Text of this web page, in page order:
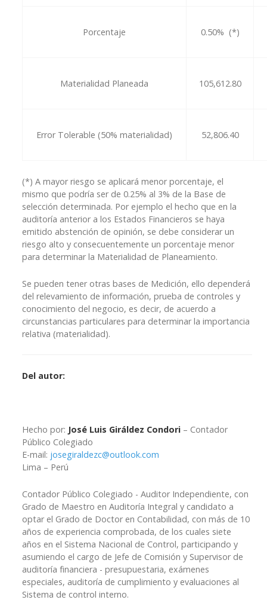
Porcentaje 0.50% (*)
Materialidad Planeada 105,612.80
Error Tolerable (50% materialidad) 52,806.40
(*) A mayor riesgo se aplicará menor porcentaje, el
mismo que podría ser de 0.25% al 3% de la Base de
selección determinada. Por ejemplo el hecho que en la
auditoría anterior a los Estados Financieros se haya
emitido abstención de opinión, se debe considerar un
riesgo alto y consecuentemente un porcentaje menor
para determinar la Materialidad de Planeamiento.
Se pueden tener otras bases de Medición, ello dependerá
del relevamiento de información, prueba de controles y
conocimiento del negocio, es decir, de acuerdo a
circunstancias particulares para determinar la importancia
relativa (materialidad).
Del autor:
Hecho por: José Luis Giráldez Condori – Contador
Público Colegiado
E-mail: josegiraldezc@outlook.com
Lima – Perú
Contador Público Colegiado - Auditor Independiente, con
Grado de Maestro en Auditoría Integral y candidato a
optar el Grado de Doctor en Contabilidad, con más de 10
años de experiencia comprobada, de los cuales siete
años en el Sistema Nacional de Control, participando y
asumiendo el cargo de Jefe de Comisión y Supervisor de
auditoría financiera - presupuestaria, exámenes
especiales, auditoría de cumplimiento y evaluaciones al
Sistema de control interno.